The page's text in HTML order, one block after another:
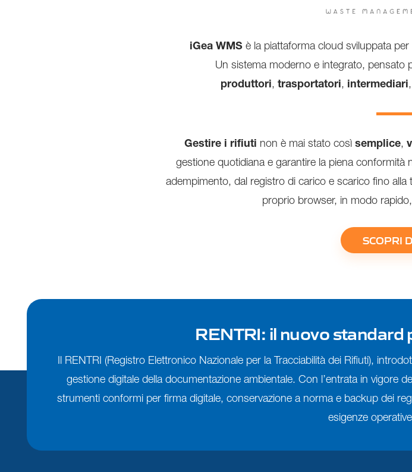
iGea WMSè la piattaforma cloud sviluppata per
Un sistema moderno e integrato, pensato
produttori, trasportatori, intermediari,
Gestire i rifiuti non è mai stato così semplice,
gestione quotidiana e garantire la piena conformità
adempimento, dal registro di carico e scarico fino alla
proprio browser, in modo
SCOPRI
RENTRI: il nuovo
Il RENTRI (Registro Elettronico Nazionale per la Tracciabilità dei Rifiuti),
gestione digitale della documentazione ambientale. Con l’entrata in vigore
strumenti conformi per firma digitale, conservazione a norma e backup dei
esigenze